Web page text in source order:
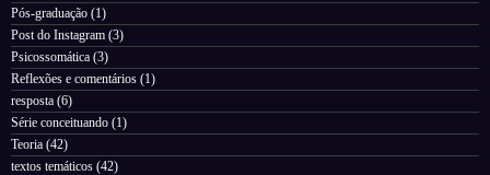
Pós-graduação (1)
Post do Instagram (3)
Psicossomática (3)
Reflexões e comentários (1)
resposta (6)
Série conceituando (1)
Teoria (42)
textos temáticos (42)